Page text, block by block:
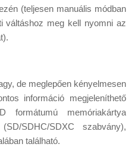
(teljesen manuális módban
váltáshoz meg kell nyomni az
de meglepően kényelmesen
információ megjeleníthető
memóriakártya
SDHC/SDXC szabvány),
található.